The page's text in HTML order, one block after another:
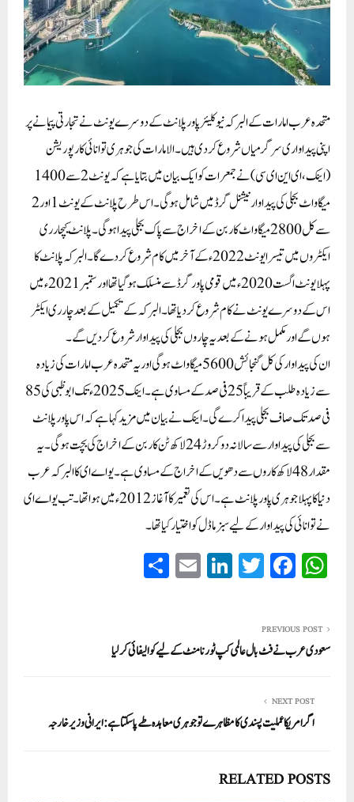
متحدہ عرب امارات کے البرکہ نیوکلیئرپاورپلانٹ کے دوسرے یونٹ نے تجارتی پیمانے پر
اپنی پیداواری سرگرمیاں شروع کردی ہیں۔الامارات کی جوہری توانائی کارپوریشن
(اینک،ای این ای سی) نے جمعرات کوایک بیان میں بتایا ہے کہ یونٹ 2 سے 1400
میگاواٹ بجلی کی پیداوارنیشنل گرڈ میں شامل ہوگی۔اس طرح پلانٹ کے یونٹ 1 اور 2
سے کل 2800 میگاواٹ کاربن کے اخراج سے پاک بجلی پیداہوگی۔پلانٹ کیچارری
ایکٹروں میں تیسرا یونٹ 2022ء کے آخرمیں کام شروع کر دے گا۔البرکہ پلانٹ کا
پہلا یونٹ اگست 2020ء میں قومی پاور گرڈ سے منسلک ہوگیاتھا اور ستمبر 2021ء میں
اس کے دوسرے یونٹ نے کام شروع کردیا تھا۔البرکہ کے تکمیل کے بعد چارری ایکٹر
ہوں گے اور مکمل ہونے کے بعد یہ چاروں بجلی کی پیداوار شروع کردیں گے۔
ان کی پیداوار کی کل گنجائش 5600 میگاواٹ ہوگی اور یہ متحدہ عرب امارات کی زیادہ
سے زیادہ طلب کے قریباً 25 فی صد کے مساوی ہے۔اینک 2025ء تک ابوظبی کی 85
فی صد تک صاف بجلی پیدا کرے گی۔اینک نے بیان میں مزید کہا ہے کہ اس پاورپلانٹ
سے بجلی کی پیداوارسے سالانہ دوکروڑ 24 لاکھ ٹن کاربن کے اخراج کی بچت ہوگی۔یہ
مقدار 48 لاکھ کاروں سے دھویں کے اخراج کے مساوی ہے۔یواے ای کا البرکہ عرب
دنیا کا پہلا جوہری پاور پلانٹ ہے۔اس کی تعمیر کاآغاز 2012ء میں ہوا تھا۔تب یو اے ای
نے توانائی کی پیداوار کے لیے سبزماڈل کو اختیار کیا تھا۔
W
ha
A
pp
Fa
ce
ok
T
wi
r
Li
nk
In
E
m
PREVIOUS POST
سعودی عرب نے فٹ بال عالمی کپ ٹورنا منٹ کے لیے کوالیفائی کر لیا
NEXT POST
اگرامریکاعملیت پسندی کا مظاہرے توجوہری معاہدہ طے پاسکتا ہے:ایرانی وزیرخارجہ
RELATED POSTS